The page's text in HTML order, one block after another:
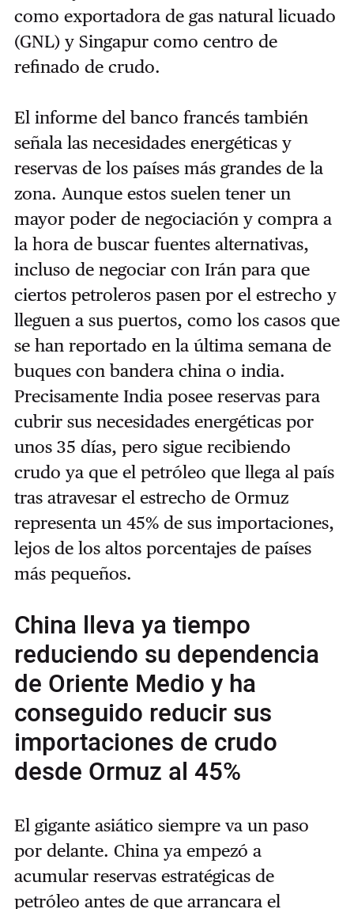
como exportadora de gas natural licuado
(GNL) y Singapur como centro de
refinado de crudo.
El informe del banco francés también
señala las necesidades energéticas y
reservas de los países más grandes de la
zona. Aunque estos suelen tener un
mayor poder de negociación y compra a
la hora de buscar fuentes alternativas,
incluso de negociar con Irán para que
ciertos petroleros pasen por el estrecho y
lleguen a sus puertos, como los casos que
se han reportado en la última semana de
buques con bandera china o india.
Precisamente India posee reservas para
cubrir sus necesidades energéticas por
unos 35 días, pero sigue recibiendo
crudo ya que el petróleo que llega al país
tras atravesar el estrecho de Ormuz
representa un 45% de sus importaciones,
lejos de los altos porcentajes de países
más pequeños.
China lleva ya tiempo
reduciendo su dependencia
de Oriente Medio y ha
conseguido reducir sus
importaciones de crudo
desde Ormuz al 45%
El gigante asiático siempre va un paso
por delante. China ya empezó a
acumular reservas estratégicas de
petróleo antes de que arrancara el